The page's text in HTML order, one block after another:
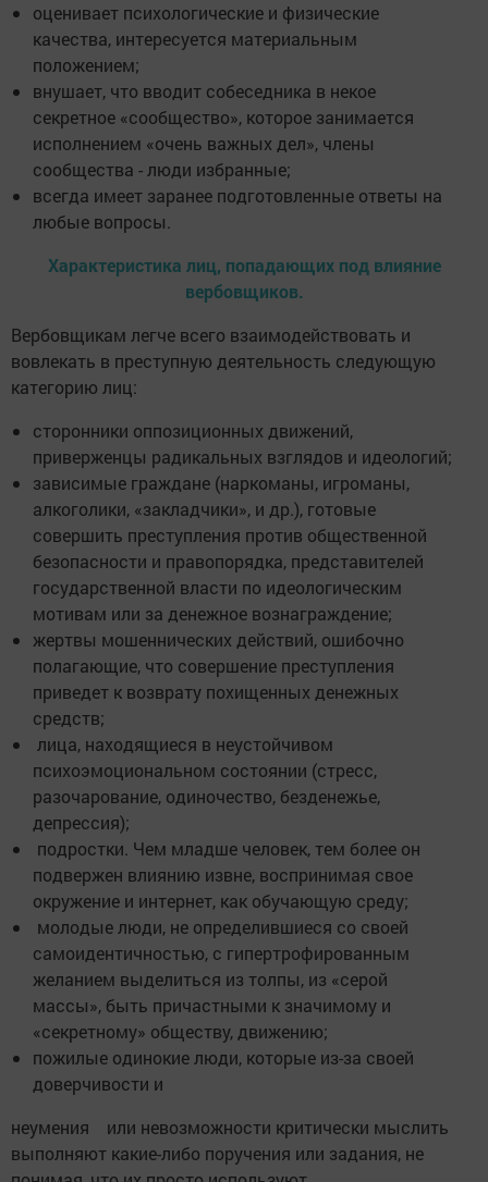
оценивает психологические и физические
качества, интересуется материальным
положением;
внушает, что вводит собеседника в некое
секретное «сообщество», которое занимается
исполнением «очень важных дел», члены
сообщества - люди избранные;
всегда имеет заранее подготовленные ответы на
любые вопросы.
Характеристика лиц, попадающих под влияние
вербовщиков.
Вербовщикам легче всего взаимодействовать и
вовлекать в преступную деятельность следующую
категорию лиц:
сторонники оппозиционных движений,
приверженцы радикальных взглядов и идеологий;
зависимые граждане (наркоманы, игроманы,
алкоголики, «закладчики», и др.), готовые
совершить преступления против общественной
безопасности и правопорядка, представителей
государственной власти по идеологическим
мотивам или за денежное вознаграждение;
жертвы мошеннических действий, ошибочно
полагающие, что совершение преступления
приведет к возврату похищенных денежных
средств;
лица, находящиеся в неустойчивом
психоэмоциональном состоянии (стресс,
разочарование, одиночество, безденежье,
депрессия);
подростки. Чем младше человек, тем более он
подвержен влиянию извне, воспринимая свое
окружение и интернет, как обучающую среду;
молодые люди, не определившиеся со своей
самоидентичностью, с гипертрофированным
желанием выделиться из толпы, из «серой
массы», быть причастными к значимому и
«секретному» обществу, движению;
пожилые одинокие люди, которые из-за своей
доверчивости и
неумения или невозможности критически мыслить
выполняют какие-либо поручения или задания, не